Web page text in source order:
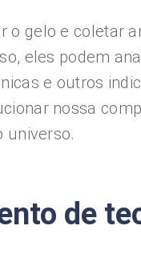
o gelo e coletar
eles podem
e outros
nossa
universo.
de